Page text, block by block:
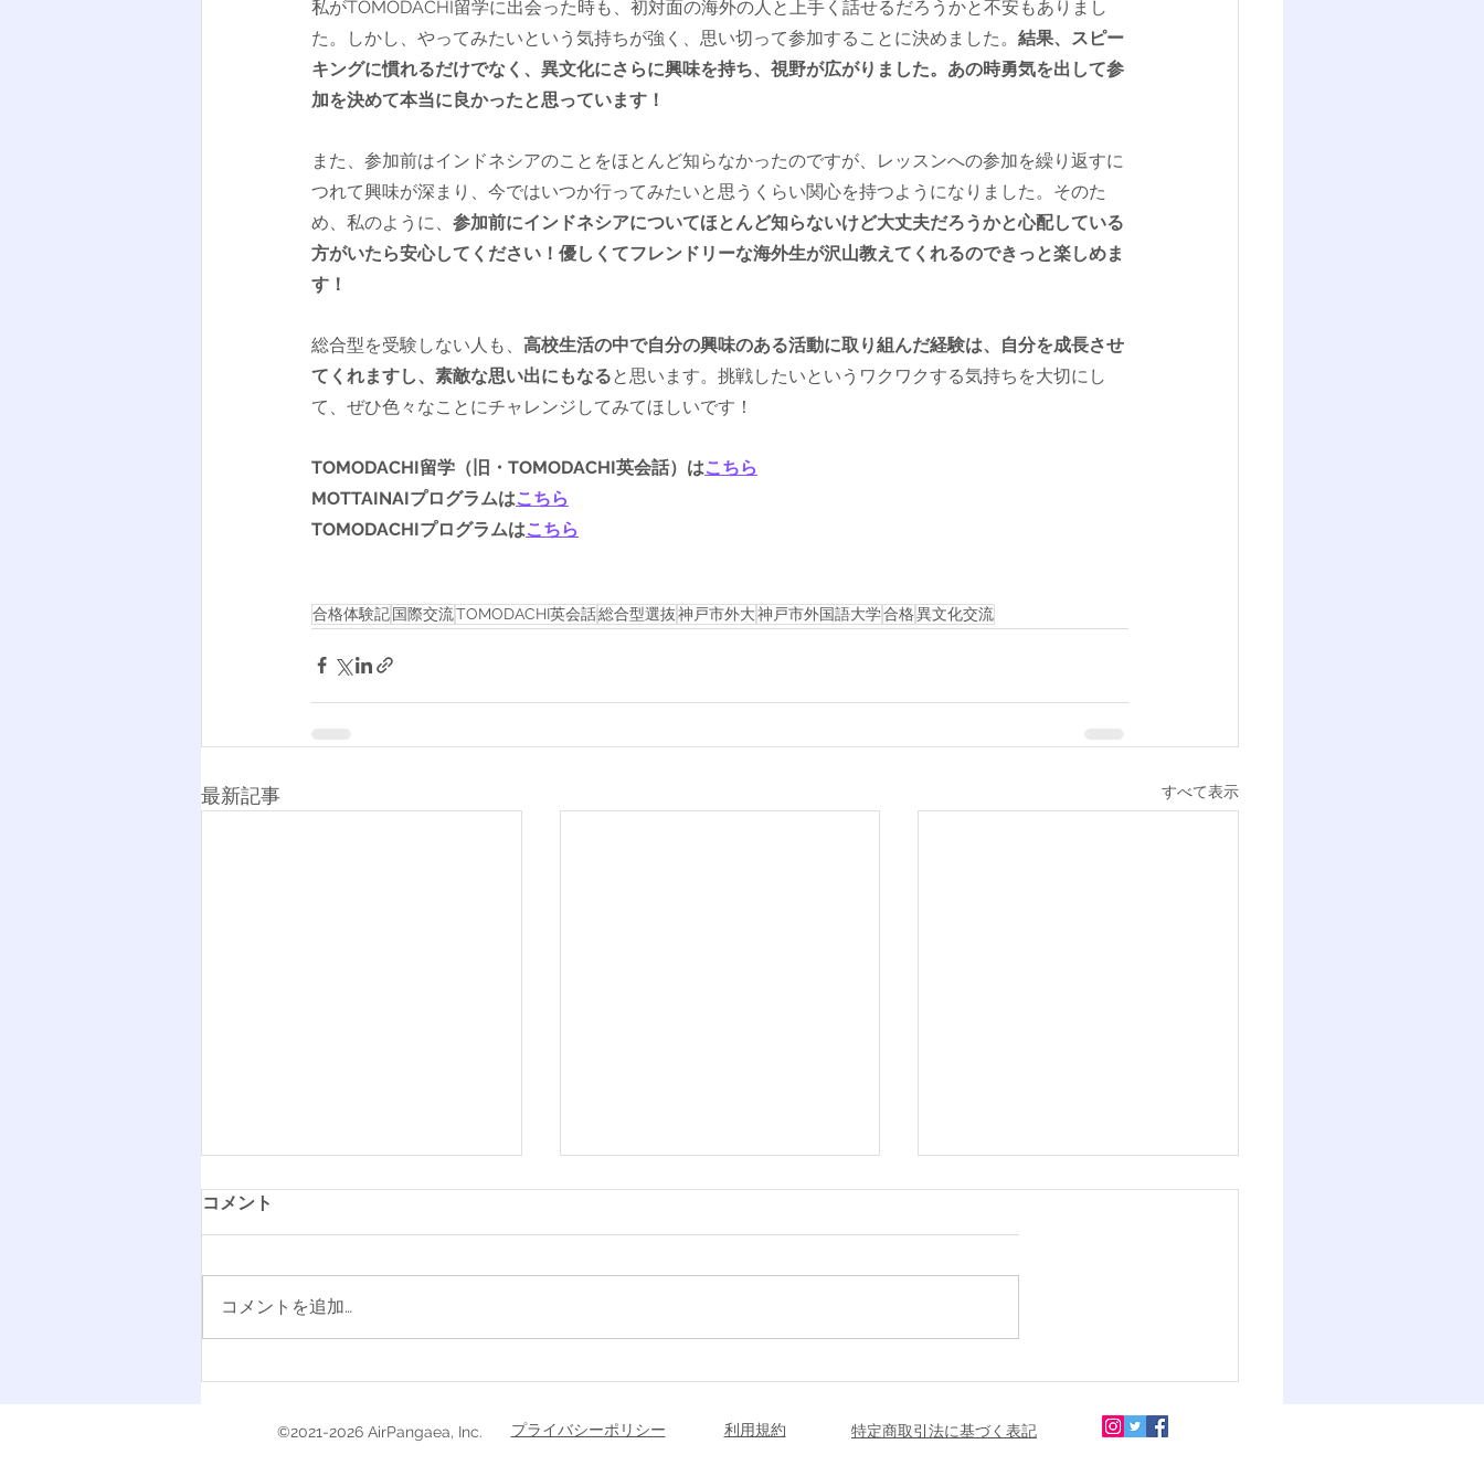
私がTOMODACHI留学に出会った時も、初対面の海外の人と上手く話せるだろうかと不安もありまし
た。しかし、やってみたいという気持ちが強く、思い切って参加することに決めました。 結果、スピー
キングに慣れるだけでなく、異文化にさらに興味を持ち、視野が広がりました。あの時勇気を出して参
加を決めて本当に良かったと思っています！
また、参加前はインドネシアのことをほとんど知らなかったのですが、レッスンへの参加を繰り返すに
つれて興味が深まり、今ではいつか行ってみたいと思うくらい関心を持つようになりました。そのた
め、私のように、 参加前にインドネシアについてほとんど知らないけど大丈夫だろうかと心配している
方がいたら安心してください！優しくてフレンドリーな海外生が沢山教えてくれるのできっと楽しめま
す！
総合型を受験しない人も、 高校生活の中で自分の興味のある活動に取り組んだ経験は、自分を成長させ
てくれますし、素敵な思い出にもなると思います。挑戦したいというワクワクする気持ちを大切にし
て、ぜひ色々なことにチャレンジしてみてほしいです！
TOMODACHI留学（旧・TOMODACHI英会話）はこちら
MOTTAINAIプログラムはこちら
TOMODACHIプログラムはこちら
合格体験記 国際交流TOMODACHI英会話総合型選抜神戸市外大神戸市外国語大学合格異文化交流
最新記事 すべて表示
速させる。生きた英語に触れ
ネガティブを「挑戦」に変え
番で「話し足りない！」と言
コメント
コメントを追加…
©2021-2026 AirPangaea, Inc. プライバシーポリシー 利用規約 特定商取引法に基づく表記